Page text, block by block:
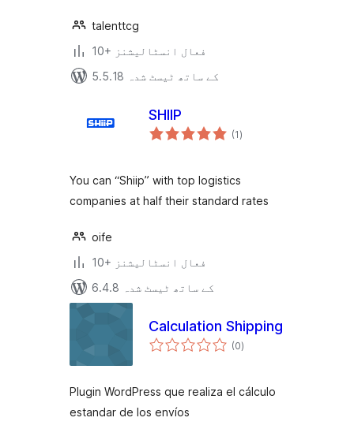
talenttcg
10+ فعال انسٹالیشنز
5.5.18 کے ساتھ ٹیسٹ شدہ
SHIIP
(1مجموعی
درجہ
)
You can “Shiip” with top logistics
companies at half their standard rates
oife
10+ فعال انسٹالیشنز
6.4.8 کے ساتھ ٹیسٹ شدہ
Calculation Shipping
(0مجموعی
درجہ
)
Plugin WordPress que realiza el cálculo
estandar de los envíos